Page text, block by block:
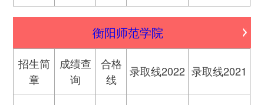
衡阳师范学院
招生简
章
成绩查
询
合格
线
录取线2022 录取线2021